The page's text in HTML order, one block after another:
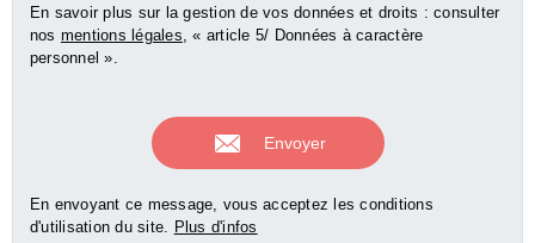
En savoir plus sur la gestion de vos données et droits : consulter
nos mentions légales , « article 5/ Données à caractère
personnel ».
En envoyant ce message, vous acceptez les conditions
d'utilisation du site. Plus d'infos